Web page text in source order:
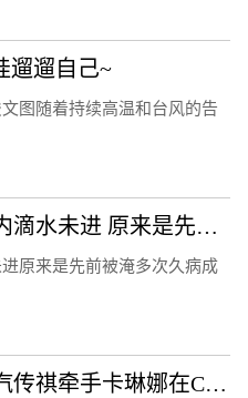
遛遛自己~
图随着持续高温和台风的告
廊坊一村筑起防洪堤村内滴水未进 原来是先前被淹多次久病成医！
原来是先前被淹多次久病成
上演天花板级营业！广汽传祺牵手卡琳娜在ChinaJoy鲨疯了！